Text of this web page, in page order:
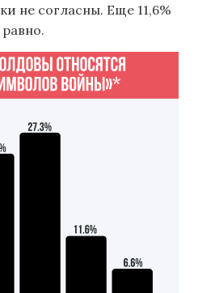
не согласны. Еще 11,6%